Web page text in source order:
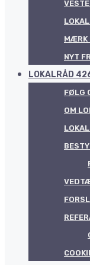
MÆRK
NYT
LOKALRÅD
FØLG
OM